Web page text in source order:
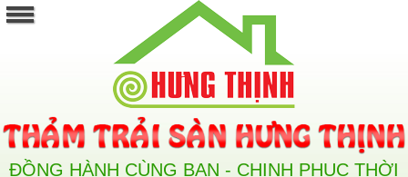
ĐỒNG HÀNH CÙNG BẠN - CHINH PHỤC THỜI